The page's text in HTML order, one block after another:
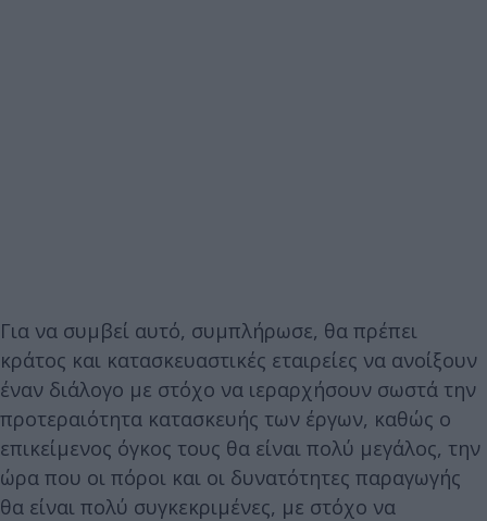
Για να συμβεί αυτό, συμπλήρωσε, θα πρέπει
κράτος και κατασκευαστικές εταιρείες να ανοίξουν
έναν διάλογο με στόχο να ιεραρχήσουν σωστά την
προτεραιότητα κατασκευής των έργων, καθώς ο
επικείμενος όγκος τους θα είναι πολύ μεγάλος, την
ώρα που οι πόροι και οι δυνατότητες παραγωγής
θα είναι πολύ συγκεκριμένες, με στόχο να